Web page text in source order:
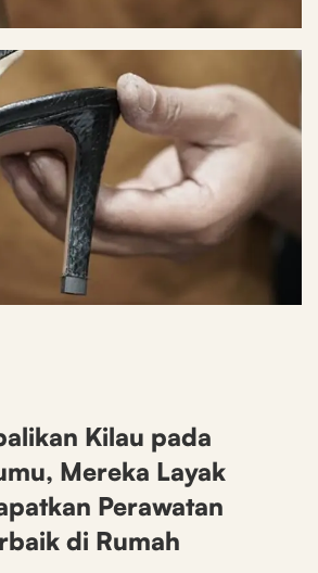
Kilau pada
Mereka Layak
Perawatan
di Rumah